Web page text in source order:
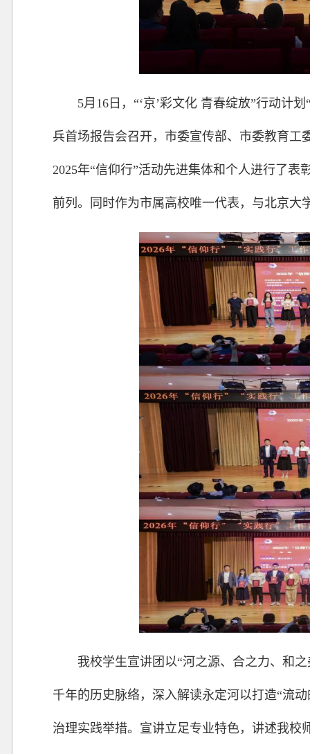
5月16日，“‘京’彩文化 青春绽放”行动计
兵首场报告会召开，市委宣传部、市委教育
2025年“信仰行”活动先进集体和个人进行了
前列。同时作为市属高校唯一代表，与北京大
我校学生宣讲团以“河之源、合之力、和
千年的历史脉络，深入解读永定河以打造“流
治理实践举措。宣讲立足专业特色，讲述我